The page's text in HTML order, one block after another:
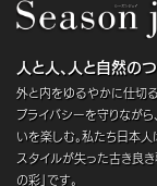
人と人、人と自然の
外と内をゆるやかに仕切
プライバシーを守りなが
いを楽しむ。私たち日本
スタイルが失った古き良
の彩」です。